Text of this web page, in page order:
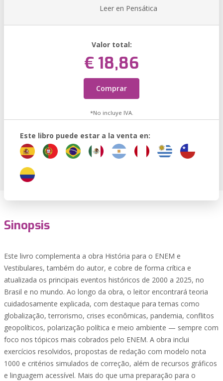
Leer en Pensática
Valor total:
€ 18,86
Comprar
*No incluye IVA.
Este libro puede estar a la venta en:
Sinopsis
Este livro complementa a obra História para o ENEM e
Vestibulares, também do autor, e cobre de forma crítica e
atualizada os principais eventos históricos de 2000 a 2025, no
Brasil e no mundo. Ao longo da obra, o leitor encontrará teoria
cuidadosamente explicada, com destaque para temas como
globalização, terrorismo, crises econômicas, pandemia, conflitos
geopolíticos, polarização política e meio ambiente — sempre com
foco nos tópicos mais cobrados pelo ENEM. A obra inclui
exercícios resolvidos, propostas de redação com modelo nota
1000 e critérios simulados de correção, além de recursos gráficos
e linguagem acessível. Mais do que uma preparação para o